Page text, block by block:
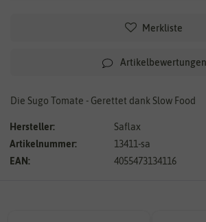
Merkliste
Artikelbewertungen
Die Sugo Tomate - Gerettet dank Slow Food
Hersteller:
Saflax
Artikelnummer:
13411-sa
EAN:
4055473134116